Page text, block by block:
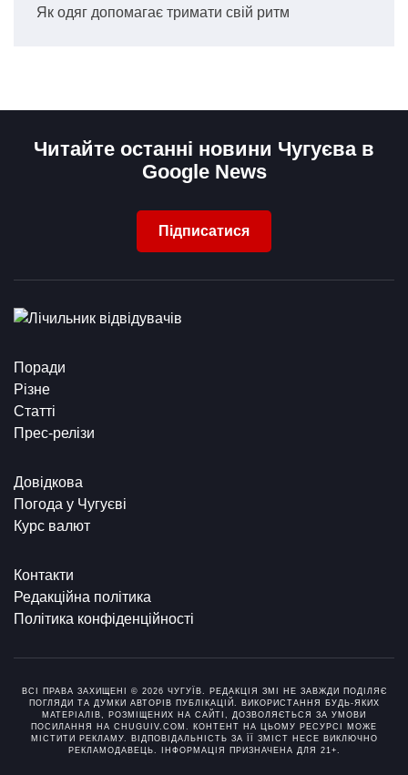
Як одяг допомагає тримати свій ритм
Читайте останні новини Чугуєва в
Google News
Підписатися
Поради
Різне
Статті
Прес-релізи
Довідкова
Погода у Чугуєві
Курс валют
Контакти
Редакційна політика
Політика конфіденційності
ВСІ ПРАВА ЗАХИЩЕНІ © 2026 ЧУГУЇВ. РЕДАКЦІЯ ЗМІ НЕ ЗАВЖДИ ПОДІЛЯЄ
ПОГЛЯДИ ТА ДУМКИ АВТОРІВ ПУБЛІКАЦІЙ. ВИКОРИСТАННЯ БУДЬ-ЯКИХ
МАТЕРІАЛІВ, РОЗМІЩЕНИХ НА САЙТІ, ДОЗВОЛЯЄТЬСЯ ЗА УМОВИ
ПОСИЛАННЯ НА CHUGUIV.COM. КОНТЕНТ НА ЦЬОМУ РЕСУРСІ МОЖЕ
МІСТИТИ РЕКЛАМУ. ВІДПОВІДАЛЬНІСТЬ ЗА ЇЇ ЗМІСТ НЕСЕ ВИКЛЮЧНО
РЕКЛАМОДАВЕЦЬ. ІНФОРМАЦІЯ ПРИЗНАЧЕНА ДЛЯ 21+.